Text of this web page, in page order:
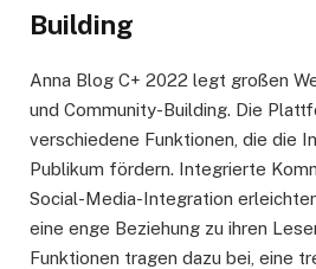
Building
Anna Blog C+ 2022 legt großen
und Community-Building. Die
verschiedene Funktionen, die die
Publikum fördern. Integrierte
Social-Media-Integration
eine enge Beziehung zu ihren
Funktionen tragen dazu bei, eine